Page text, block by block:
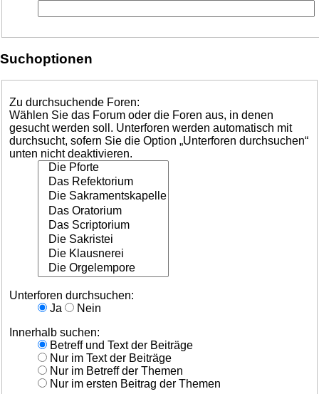
Suchoptionen
Zu durchsuchende Foren:
Wählen Sie das Forum oder die Foren aus, in denen
gesucht werden soll. Unterforen werden automatisch mit
durchsucht, sofern Sie die Option „Unterforen durchsuchen“
unten nicht deaktivieren.
Unterforen durchsuchen:
Ja
Nein
Innerhalb suchen:
Betreff und Text der Beiträge
Nur im Text der Beiträge
Nur im Betreff der Themen
Nur im ersten Beitrag der Themen